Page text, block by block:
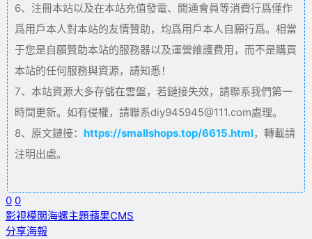
6、注冊本站以及在本站充值發電、開通會員等消費行爲僅作
爲用戶本人對本站的友情贊助，均爲用戶本人自願行爲。相當
于您是自願贊助本站的服務器以及運營維護費用，而不是購買
本站的任何服務與資源，請知悉！
7、本站資源大多存儲在雲盤，若鏈接失效，請聯系我們第一
時間更新。如有侵權，請聯系diy945945@111.com處理。
8、原文鏈接： https://smallshops.top/6615.html，轉載請
注明出處。
0 0
影視模闆海螺主題蘋果CMS
分享海報